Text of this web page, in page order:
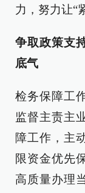
力，努力让“
争取政策支
底气
检务保障工
监督主责主
障工作，主
限资金优先
高质量办理